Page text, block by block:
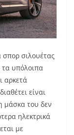
σπορ σιλουέτας
τα υπόλοιπα
αρκετά
είναι
μάσκα του δεν
ηλεκτρικά
με